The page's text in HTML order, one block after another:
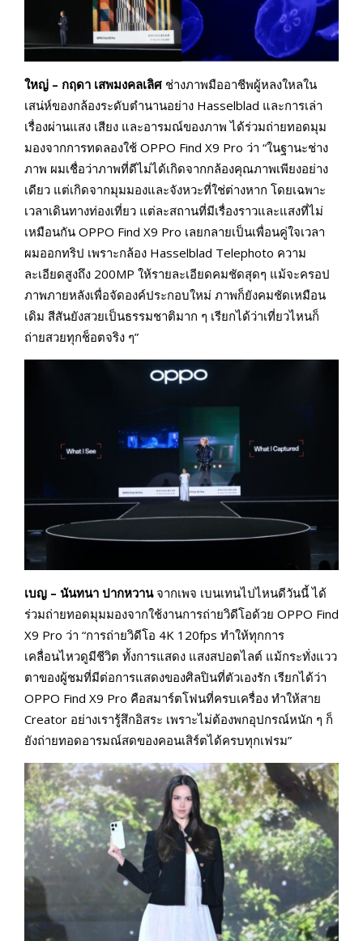
ใหญ่ – กฤดา เสพมงคลเลิศ ช่างภาพมืออาชีพผู้หลงใหลใน
เสน่ห์ของกล้องระดับตำนานอย่าง Hasselblad และการเล่า
เรื่องผ่านแสง เสียง และอารมณ์ของภาพ ได้ร่วมถ่ายทอดมุม
มองจากการทดลองใช้ OPPO Find X9 Pro ว่า “ในฐานะช่าง
ภาพ ผมเชื่อว่าภาพที่ดีไม่ได้เกิดจากกล้องคุณภาพเพียงอย่าง
เดียว แต่เกิดจากมุมมองและจังหวะที่ใช่ต่างหาก โดยเฉพาะ
เวลาเดินทางท่องเที่ยว แต่ละสถานที่มีเรื่องราวและแสงที่ไม่
เหมือนกัน OPPO Find X9 Pro เลยกลายเป็นเพื่อนคู่ใจเวลา
ผมออกทริป เพราะกล้อง Hasselblad Telephoto ความ
ละเอียดสูงถึง 200MP ให้รายละเอียดคมชัดสุดๆ แม้จะครอป
ภาพภายหลังเพื่อจัดองค์ประกอบใหม่ ภาพก็ยังคมชัดเหมือน
เดิม สีสันยังสวยเป็นธรรมชาติมาก ๆ เรียกได้ว่าเที่ยวไหนก็
ถ่ายสวยทุกช็อตจริง ๆ”
เบญ – นันทนา ปากหวานจากเพจ เบนเทนไปไหนดีวันนี้ ได้
ร่วมถ่ายทอดมุมมองจากใช้งานการถ่ายวิดีโอด้วย OPPO Find
X9 Pro ว่า “การถ่ายวิดีโอ 4K 120fps ทำให้ทุกการ
เคลื่อนไหวดูมีชีวิต ทั้งการแสดง แสงสปอตไลต์ แม้กระทั่งแวว
ตาของผู้ชมที่มีต่อการแสดงของศิลปินที่ตัวเองรัก เรียกได้ว่า
OPPO Find X9 Pro คือสมาร์ตโฟนที่ครบเครื่อง ทำให้สาย
Creator อย่างเรารู้สึกอิสระ เพราะไม่ต้องพกอุปกรณ์หนัก ๆ ก็
ยังถ่ายทอดอารมณ์สดของคอนเสิร์ตได้ครบทุกเฟรม”